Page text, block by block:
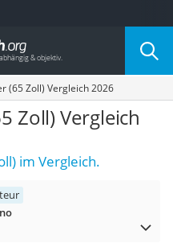
(65 Zoll) Vergleich 2026
Zoll) Vergleich
im Vergleich.